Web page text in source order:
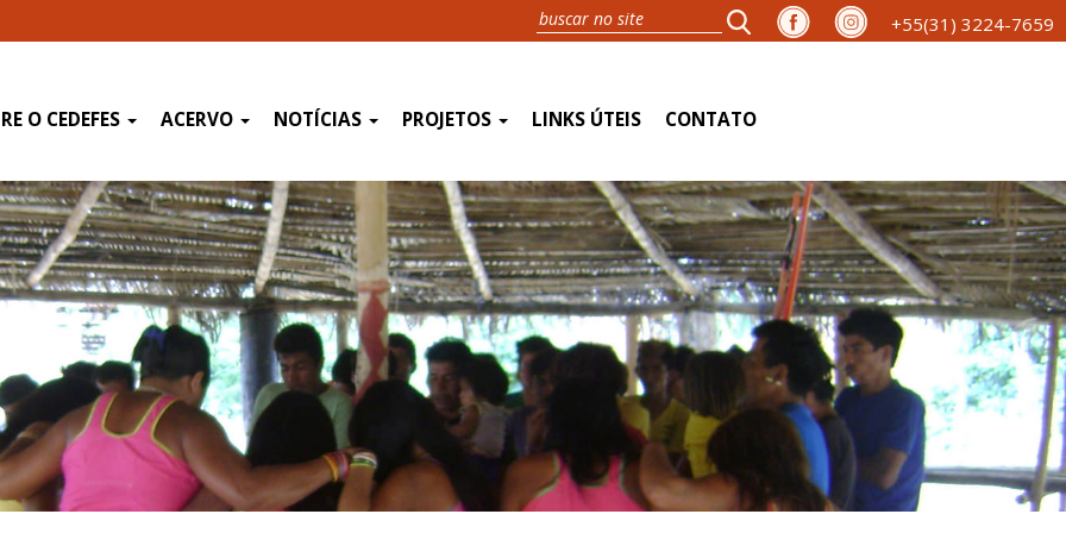
+55(31) 3224-7659
O CEDEFES ACERVO NOTÍCIAS PROJETOS LINKS ÚTEIS CONTATO